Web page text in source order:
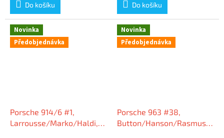
Do košíku Do košíku
Novinka
Předobjednávka
Porsche 914/6 #1,
Larrousse/Marko/Haldi,
Novinka
Předobjednávka
Porsche 963 #38,
Button/Hanson/Rasmussen,